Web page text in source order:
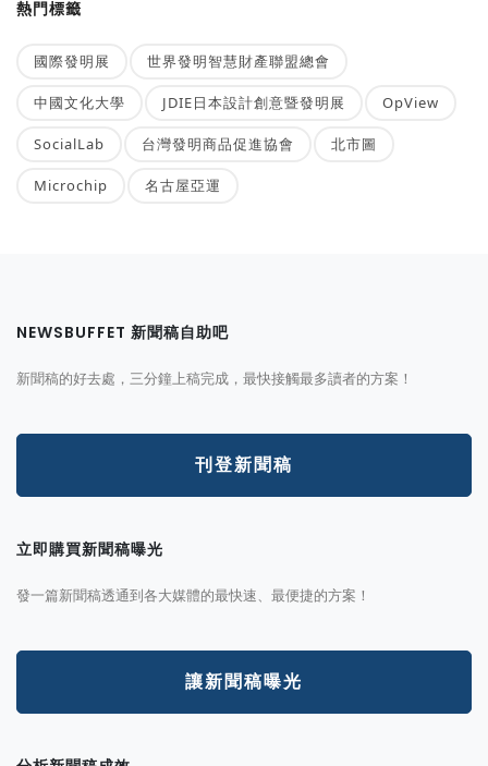
熱門標籤
國際發明展 世界發明智慧財產聯盟總會
中國文化大學 JDIE日本設計創意暨發明展 OpView
SocialLab 台灣發明商品促進協會 北市圖
Microchip 名古屋亞運
NEWSBUFFET 新聞稿自助吧
新聞稿的好去處，三分鐘上稿完成，最快接觸最多讀者的方案！
刊登新聞稿
立即購買新聞稿曝光
發一篇新聞稿透通到各大媒體的最快速、最便捷的方案！
讓新聞稿曝光